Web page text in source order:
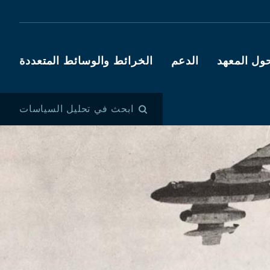
المعهد الدعم الخرائط والوسائط المتعددة
ابحث في تحليل السياسات